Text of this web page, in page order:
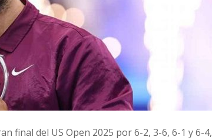
final del US Open 2025 por 6-2, 3-6, 6-1 y 6-4,